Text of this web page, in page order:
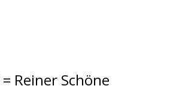
= Reiner Schöne